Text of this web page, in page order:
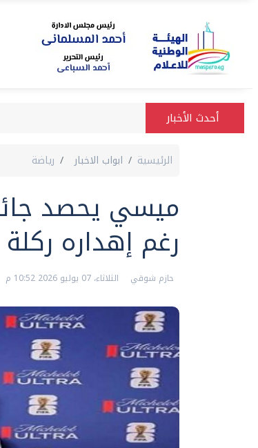
أحدث الأخبار
الرئيسية ابواب الاخبار رياضة
ميسي يحصد
رغم إهداره ركلة
حازم شوقي الثلاثاء، 07 يوليو 2026 10:52 م